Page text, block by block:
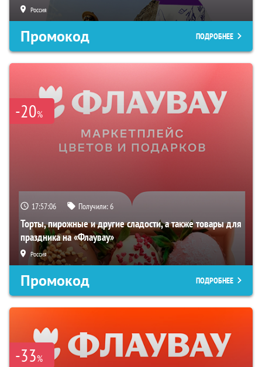
Россия
Промокод ПОДРОБНЕЕ
-20%
17:57:05 Получили:6
Торты, пирожные и другие сладости, а также товары для
праздника на «Флаувау»
Россия
Промокод ПОДРОБНЕЕ
-33%